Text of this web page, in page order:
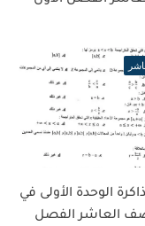
الوحدة الأولى في
العاشر الفصل